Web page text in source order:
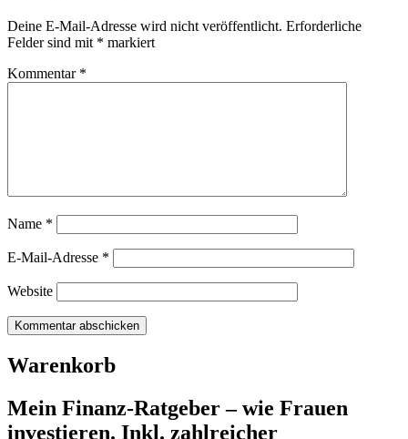
Deine E-Mail-Adresse wird nicht veröffentlicht. Erforderliche
Felder sind mit * markiert
Kommentar *
Name *
E-Mail-Adresse *
Website
Warenkorb
Mein Finanz-Ratgeber – wie Frauen
investieren. Inkl. zahlreicher